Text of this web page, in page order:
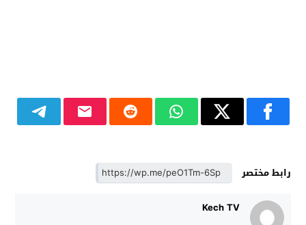
رابط مختصر
Kech TV